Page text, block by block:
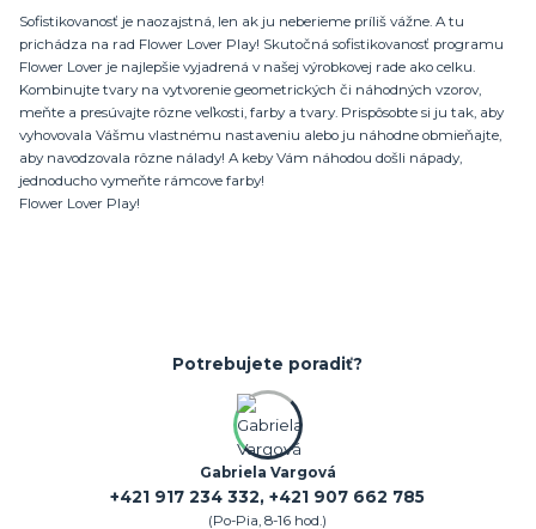
Sofistikovanosť je naozajstná, len ak ju neberieme príliš vážne. A tu
prichádza na rad Flower Lover Play! Skutočná sofistikovanosť programu
Flower Lover je najlepšie vyjadrená v našej výrobkovej rade ako celku.
Kombinujte tvary na vytvorenie geometrických či náhodných vzorov,
meňte a presúvajte rôzne veľkosti, farby a tvary. Prispôsobte si ju tak, aby
vyhovovala Vášmu vlastnému nastaveniu alebo ju náhodne obmieňajte,
aby navodzovala rôzne nálady! A keby Vám náhodou došli nápady,
jednoducho vymeňte rámcove farby!
Flower Lover Play!
Potrebujete poradiť?
Gabriela Vargová
+421 917 234 332, +421 907 662 785
(Po-Pia, 8-16 hod.)